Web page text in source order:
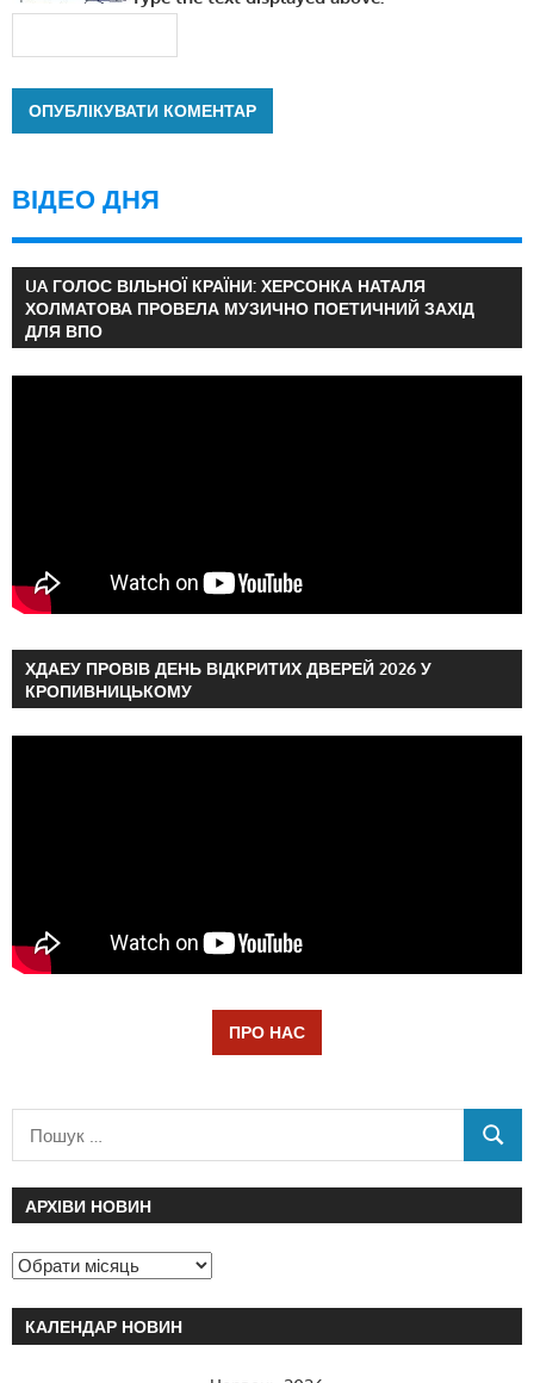
ВІДЕО ДНЯ
UA ГОЛОС ВІЛЬНОЇ КРАЇНИ: ХЕРСОНКА НАТАЛЯ
ХОЛМАТОВА ПРОВЕЛА МУЗИЧНО ПОЕТИЧНИЙ ЗАХІД
ДЛЯ ВПО
ХДАЕУ ПРОВІВ ДЕНЬ ВІДКРИТИХ ДВЕРЕЙ 2026 У
КРОПИВНИЦЬКОМУ
ПРО НАС
АРХІВИ НОВИН
КАЛЕНДАР НОВИН